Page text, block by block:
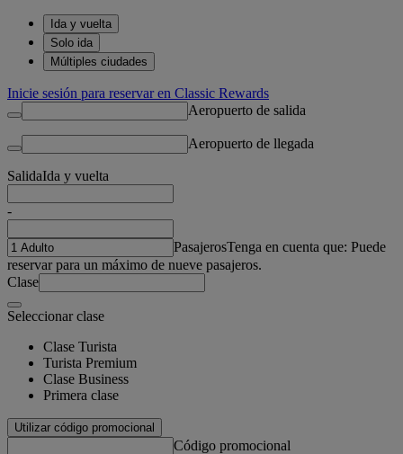
Ida y vuelta
Solo ida
Múltiples ciudades
Inicie sesión para reservar en Classic Rewards
Aeropuerto de salida
Aeropuerto de llegada
SalidaIda y vuelta
-
PasajerosTenga en cuenta que: Puede
reservar para un máximo de nueve pasajeros.
Clase
Seleccionar clase
Clase Turista
Turista Premium
Clase Business
Primera clase
Utilizar código promocional
Código promocional